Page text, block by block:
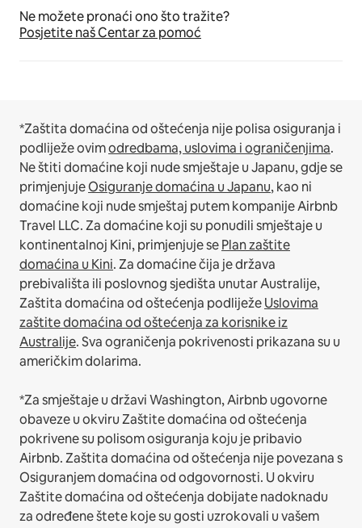
Ne možete pronaći ono što tražite?
Posjetite naš Centar za pomoć
*Zaštita domaćina od oštećenja nije polisa osiguranja i
podliježe ovimodredbama, uslovima i ograničenjima.
Ne štiti domaćine koji nude smještaje u Japanu, gdje se
primjenjujeOsiguranje domaćina u Japanu, kao ni
domaćine koji nude smještaj putem kompanije Airbnb
Travel LLC.Za domaćine koji su ponudili smještaje u
kontinentalnoj Kini, primjenjuje sePlan zaštite
domaćina u Kini.Za domaćine čija je država
prebivališta ili poslovnog sjedišta unutar Australije,
Zaštita domaćina od oštećenja podliježeUslovima
zaštite domaćina od oštećenja za korisnike iz
Australije. Sva ograničenja pokrivenosti prikazana su u
američkim dolarima.
*Za smještaje u državi Washington, Airbnb ugovorne
obaveze u okviru Zaštite domaćina od oštećenja
pokrivene su polisom osiguranja koju je pribavio
Airbnb. Zaštita domaćina od oštećenja nije povezana s
Osiguranjem domaćina od odgovornosti. U okviru
Zaštite domaćina od oštećenja dobijate nadoknadu
za određene štete koje su gosti uzrokovali u vašem